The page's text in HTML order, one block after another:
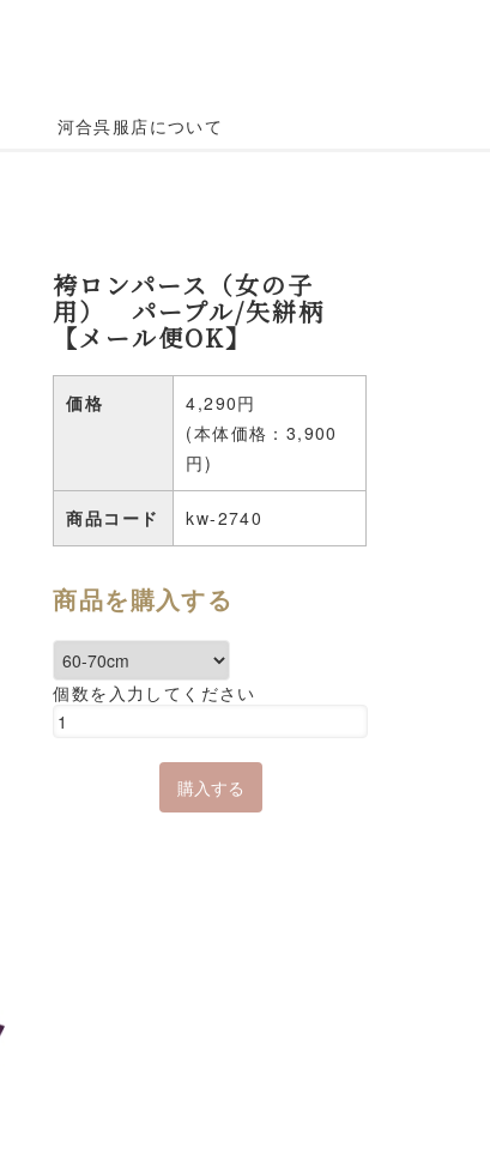
河合呉服店について
袴ロンパース（女の子
用） パープル/矢絣柄
【メール便OK】
価格
4,290円
(本体価格：3,900
円)
商品コード kw-2740
商品を購入する
個数を入力してください